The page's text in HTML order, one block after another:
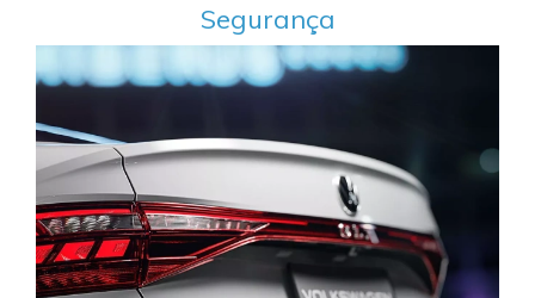
Segurança